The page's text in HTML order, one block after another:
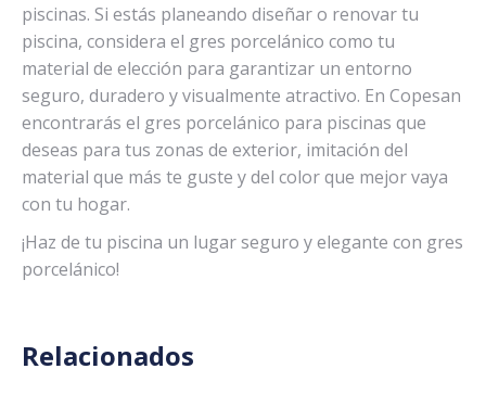
piscinas. Si estás planeando diseñar o renovar tu
piscina, considera el gres porcelánico como tu
material de elección para garantizar un entorno
seguro, duradero y visualmente atractivo. En Copesan
encontrarás el gres porcelánico para piscinas que
deseas para tus zonas de exterior, imitación del
material que más te guste y del color que mejor vaya
con tu hogar.
¡Haz de tu piscina un lugar seguro y elegante con gres
porcelánico!
Relacionados